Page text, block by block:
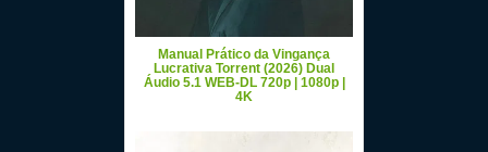
Manual Prático da Vingança
Lucrativa Torrent (2026) Dual
Áudio 5.1 WEB-DL 720p | 1080p |
4K